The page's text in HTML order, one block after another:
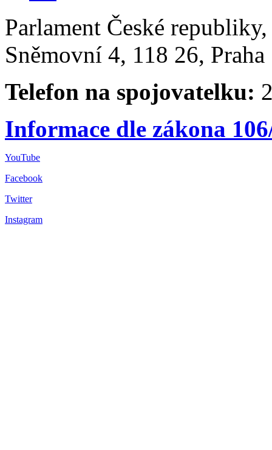
Parlament České
Sněmovní 4, 118 26,
Telefon na spojovatelku:
Informace dle zákona
YouTube
Facebook
Twitter
Instagram